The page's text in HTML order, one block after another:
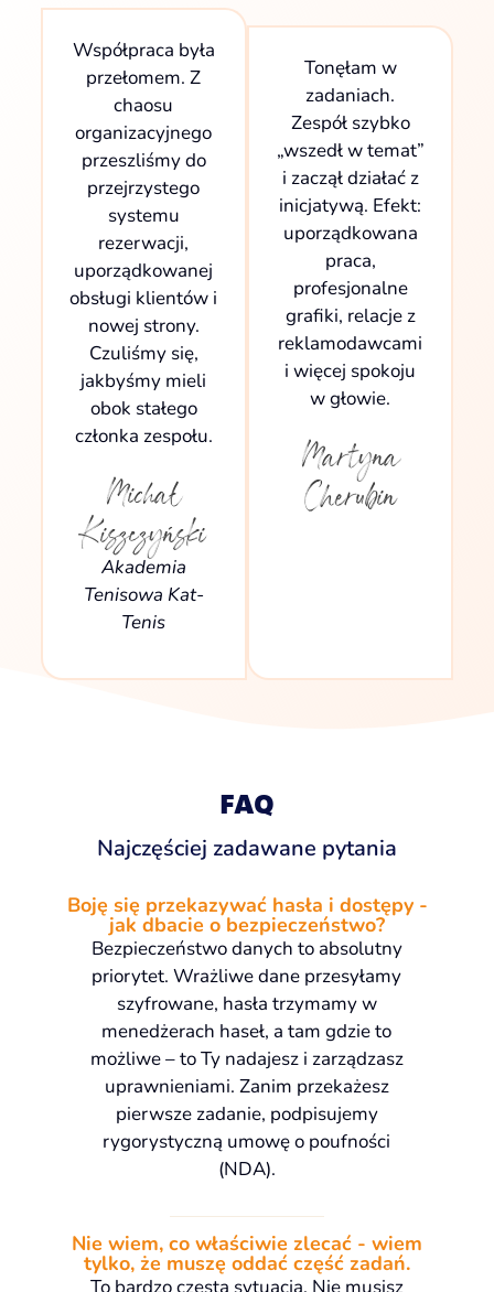
Współpraca była
przełomem. Z
chaosu
organizacyjnego
przeszliśmy do
przejrzystego
systemu
rezerwacji,
uporządkowanej
obsługi klientów i
nowej strony.
Czuliśmy się,
jakbyśmy mieli
obok stałego
członka zespołu.
Michał
Kiszczyński
Akademia
Tenisowa Kat-
Tenis
Tonęłam w
zadaniach.
Zespół szybko
„wszedł w temat”
i zaczął działać z
inicjatywą. Efekt:
uporządkowana
praca,
profesjonalne
grafiki, relacje z
reklamodawcami
i więcej spokoju
w głowie.
Martyna
Cherubin
FAQ
Najczęściej zadawane pytania
Boję się przekazywać hasła i dostępy -
jak dbacie o bezpieczeństwo?
Bezpieczeństwo danych to absolutny
priorytet. Wrażliwe dane przesyłamy
szyfrowane, hasła trzymamy w
menedżerach haseł, a tam gdzie to
możliwe – to Ty nadajesz i zarządzasz
uprawnieniami. Zanim przekażesz
pierwsze zadanie, podpisujemy
rygorystyczną umowę o poufności
(NDA).
Nie wiem, co właściwie zlecać - wiem
tylko, że muszę oddać część zadań.
To bardzo częsta sytuacja. Nie musisz